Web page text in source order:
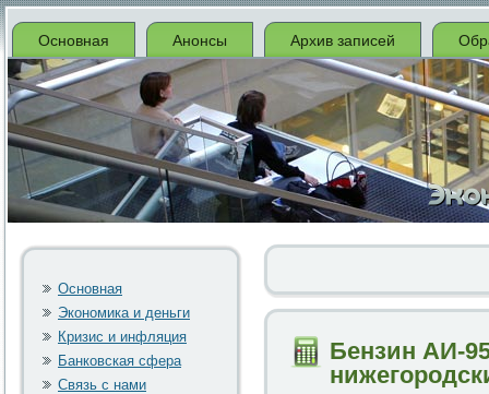
Основная Анонсы Архив записей
Основная
Экономика и деньги
Кризис и инфляция
Банковская сфера
Связь с нами
Бензин АИ-